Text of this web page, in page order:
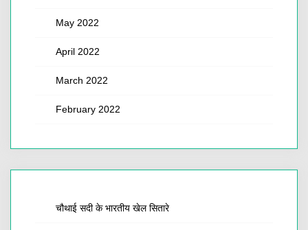
May 2022
April 2022
March 2022
February 2022
चौथाई सदी के भारतीय खेल सितारे